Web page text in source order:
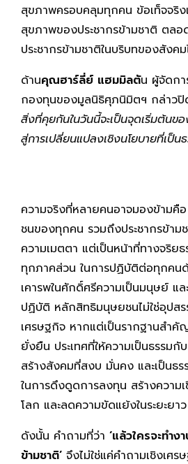
สุขภาพครอบคลุมทุกคน ข้อเท็จจริง
สุขภาพของประชากรข้ามชาติ ตล
ประชากรข้ามชาติในบริบทของสังค
ด้านคุณฮาร์ลี่ย์ แฮมมิลตัน ผู้จัดกา
กองทุนของมูลนิธิศุภนิมิตฯ กล่าวปิ
สิ่งที่คุยกันในวันนี้จะเป็นจุดเริ่มต้นข
สู่การเปลี่ยนแปลงเชิงนโยบายที่เป็น
ความจริงที่หลายคนอาจมองข้ามคื
ชนของทุกคน รวมถึงประชากรข้าม
ความเมตตา แต่เป็นหน้าที่ทางจริย
ทุกภาคส่วน ในการปฏิบัติต่อทุกคน
เคารพในศักดิ์ศรีความเป็นมนุษย์ แล
ปฏิบัติ หลักสิทธิมนุษยชนไม่ใช่อุปสร
เศรษฐกิจ หากแต่เป็นรากฐานสำ
ยั่งยืน ประเทศที่ให้ความเป็นธรรม
สร้างสังคมที่สงบ มั่นคง และเป็นธ
ในการดึงดูดการลงทุน สร้างความ
โลก และลดความขัดแย้งในระยะยาว
ดังนั้น คำถามที่ว่า ‘แล้วใครจะทำง
ข้ามชาติ’ จึงไม่ใช่แค่คำถามเชิงเศ